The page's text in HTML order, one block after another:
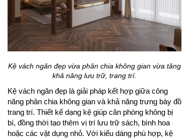
Kệ vách ngăn đẹp vừa phân chia không gian vừa tăng
khả năng lưu trữ, trang trí.
Kệ vách ngăn đẹp là giải pháp kết hợp giữa công
năng phân chia không gian và khả năng trưng bày đồ
trang trí. Thiết kế dạng kệ giúp căn phòng không bị
bí, đồng thời tạo thêm vị trí lưu trữ sách, bình hoa
hoặc các vật dụng nhỏ. Với kiểu dáng phù hợp, kệ